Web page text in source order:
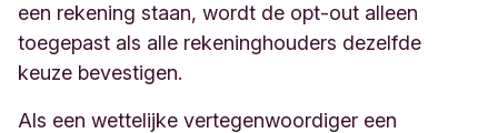
een rekening staan, wordt de opt-out alleen
toegepast als alle rekeninghouders dezelfde
keuze bevestigen.
Als een wettelijke vertegenwoordiger een